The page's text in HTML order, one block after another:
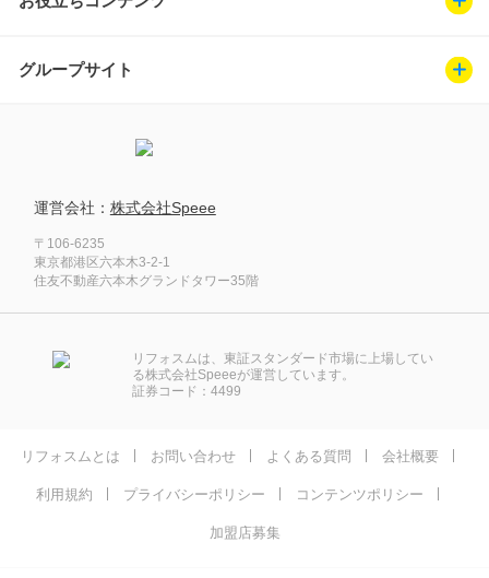
グループサイト
運営会社： 株式会社Speee
〒106-6235
東京都港区六本木3-2-1
住友不動産六本木グランドタワー35階
リフォスムは、東証スタンダード市場に上場してい
る株式会社Speeeが運営しています。
証券コード：4499
リフォスムとは お問い合わせ よくある質問 会社概要
利用規約 プライバシーポリシー コンテンツポリシー
加盟店募集